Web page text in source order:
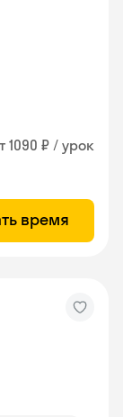
1090 ₽ / урок
время